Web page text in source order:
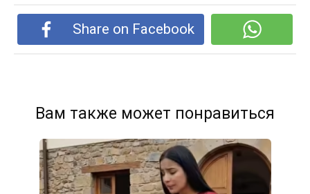
Share on Facebook
Вам также может понравиться